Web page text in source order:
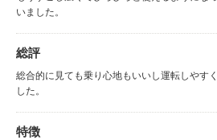
いました。
総評
総合的に見ても乗り心地もいいし運転しやす
した。
特徴